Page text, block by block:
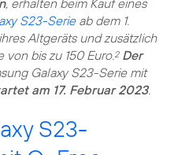
S23-Serieab dem 1.
Altgeräts und zusätzlich
bis zu 150 Euro. 2 Der
Galaxy S23-Serie mit
am 17. Februar 2023.
S23-